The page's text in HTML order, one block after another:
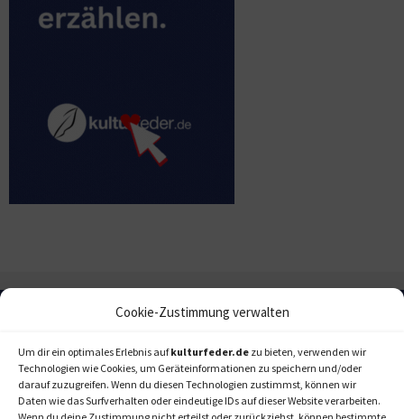
Cookie-Zustimmung verwalten
Um dir ein optimales Erlebnis aufkulturfeder.de zu bieten, verwenden wir
Technologien wie Cookies, um Geräteinformationen zu speichern und/oder
darauf zuzugreifen. Wenn du diesen Technologien zustimmst, können wir
Daten wie das Surfverhalten oder eindeutige IDs auf dieser Website verarbeiten.